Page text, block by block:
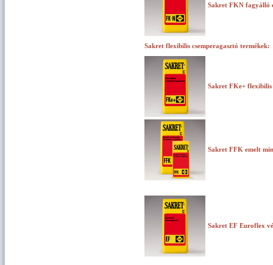
Sakret FKN fagyálló
Sakret flexibilis csemperagasztó termékek:
Sakret FKe+ flexibilis
Sakret FFK emelt
Sakret EF Euroflex